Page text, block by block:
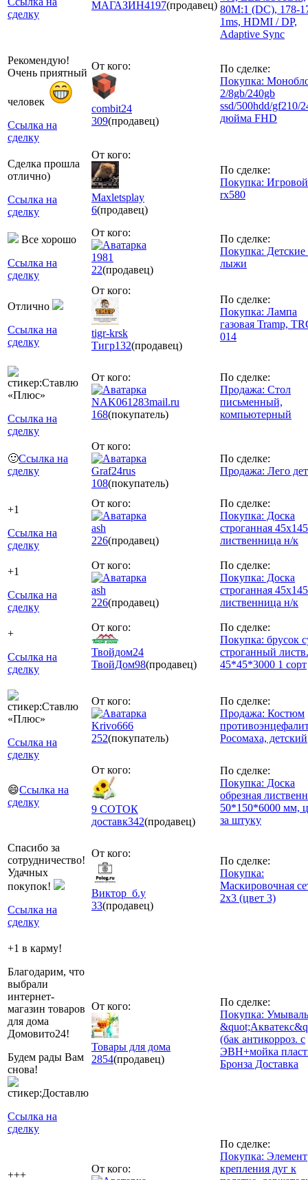
сделку
МАГАЗИН4197(продавец) 80M:1 (DC), 178-
1ms, HDMI / DP,
Adaptive Sync
Рекомендую!
Очень приятный
человек
Ссылка на
сделку
От кого:
combit24
309(продавец)
По сделке:
Покупка:
2/8gb/240gb
ssd/500hdd/gf210/
дюйма FHD
Сделка прошла
отлично)
Ссылка на
сделку
От кого:
Maxletsplay
6(продавец)
По сделке:
Покупка:
rx580
Все хорошо
Ссылка на
сделку
От кого:
1981
22(продавец)
По сделке:
Покупка: Детские
лыжи
Отлично
Ссылка на
сделку
От кого:
tigr-krsk
Тигр132(продавец)
По сделке:
Покупка: Лампа
газовая Tramp,
014
Ссылка на
сделку
От кого:
NAK061283mail.ru
168(покупатель)
По сделке:
Продажа: Стол
письменный,
компьютерный
🙂Ссылка на
сделку
От кого:
Graf24rus
108(покупатель)
По сделке:
Продажа: Лего
+1
Ссылка на
сделку
От кого:
ash
226(продавец)
По сделке:
Покупка: Доска
строганная
лиственница н/к
+1
Ссылка на
сделку
От кого:
ash
226(продавец)
По сделке:
Покупка: Доска
строганная
лиственница н/к
+
Ссылка на
сделку
От кого:
Твойдом24
ТвойДом98(продавец)
По сделке:
Покупка: брусок
строганный листв.
45*45*3000 1 сорт
Ссылка на
сделку
От кого:
Krivo666
252(покупатель)
По сделке:
Продажа: Костюм
Росомаха, детский
😄Ссылка на
сделку
От кого:
9 СОТОК
доставк342(продавец)
По сделке:
Покупка: Доска
обрезная
50*150*6000 мм,
за штуку
Спасибо за
сотрудничество!
Удачных
покупок!
Ссылка на
сделку
От кого:
Виктор_б.у
33(продавец)
По сделке:
Покупка:
Маскировочная
2х3 (цвет 3)
+1 в карму!
Благодарим, что
выбрали
интернет-
магазин товаров
для дома
Домовито24!
Будем рады Вам
снова!
Ссылка на
сделку
От кого:
Товары для дома
2854(продавец)
По сделке:
Покупка:
(бак антикорроз. с
ЭВН+мойка
Бронза Доставка
+++
От кого:
По сделке:
Покупка: Элемент
крепления дуг к